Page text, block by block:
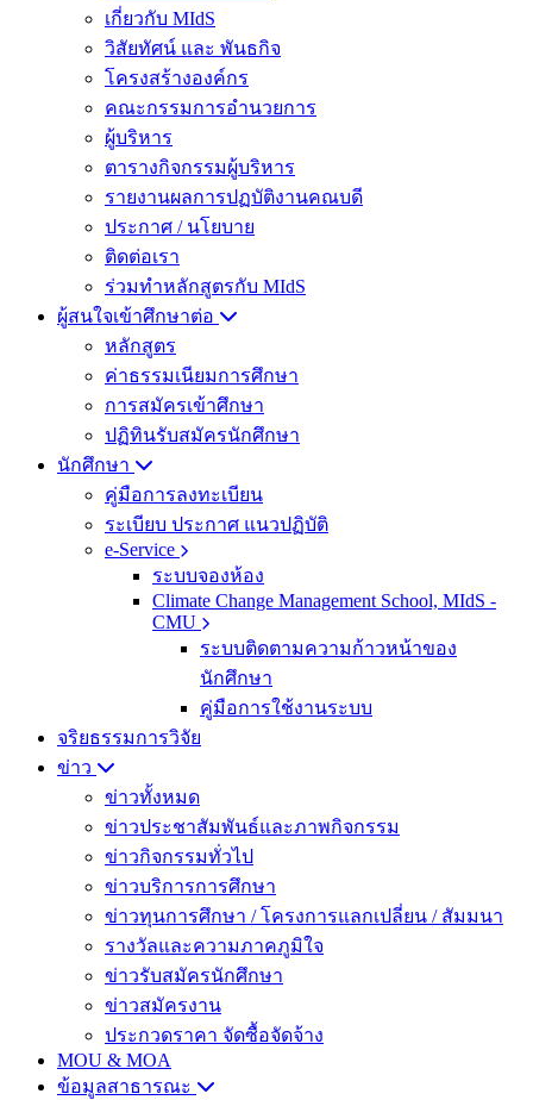
เกี่ยวกับ MIdS
วิสัยทัศน์ และ พันธกิจ
โครงสร้างองค์กร
คณะกรรมการอำนวยการ
ผู้บริหาร
ตารางกิจกรรมผู้บริหาร
รายงานผลการปฏบัติงานคณบดี
ประกาศ / นโยบาย
ติดต่อเรา
ร่วมทำหลักสูตรกับ MIdS
ผู้สนใจเข้าศึกษาต่อ
หลักสูตร
ค่าธรรมเนียมการศึกษา
การสมัครเข้าศึกษา
ปฏิทินรับสมัครนักศึกษา
นักศึกษา
คู่มือการลงทะเบียน
ระเบียบ ประกาศ แนวปฏิบัติ
e-Service
ระบบจองห้อง
Climate Change Management School, MIdS -
CMU
ระบบติดตามความก้าวหน้าของ
นักศึกษา
คู่มือการใช้งานระบบ
จริยธรรมการวิจัย
ข่าว
ข่าวทั้งหมด
ข่าวประชาสัมพันธ์และภาพกิจกรรม
ข่าวกิจกรรมทั่วไป
ข่าวบริการการศึกษา
ข่าวทุนการศึกษา / โครงการแลกเปลี่ยน / สัมมนา
รางวัลและความภาคภูมิใจ
ข่าวรับสมัครนักศึกษา
ข่าวสมัครงาน
ประกวดราคา จัดซื้อจัดจ้าง
MOU & MOA
ข้อมูลสาธารณะ